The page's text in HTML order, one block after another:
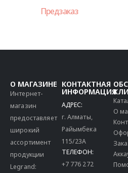
Предзаказ
О МАГАЗИНЕ
Интернет-
магазин
предоставляет
широкий
ассортимент
продукции
Legrand:
КОНТАКТНАЯ
ИНФОРМАЦИЯ
АДРЕС:
г. Алматы,
Райымбека
115/23A
ТЕЛЕФОН:
+7 776 272
О